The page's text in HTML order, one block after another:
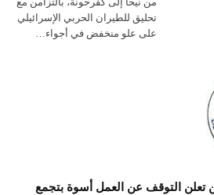
تحليق للطيران الحربي الإسرائيلي
على علو منخفض في أجواء…
تعلن التوقف عن العمل أسوة بتجمع